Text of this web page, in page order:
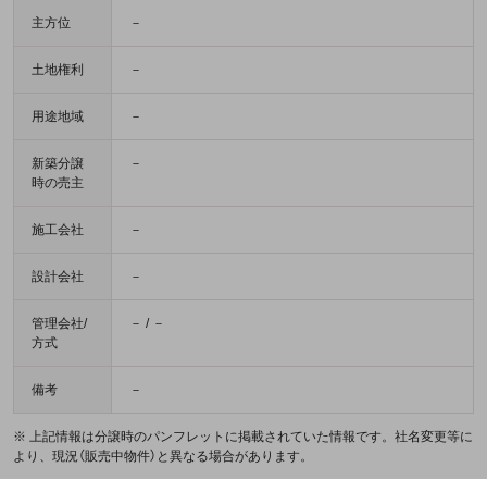
主方位 －
土地権利 －
用途地域 －
新築分譲
時の売主
－
施工会社 －
設計会社 －
管理会社/
方式
－ / －
備考 －
※ 上記情報は分譲時のパンフレットに掲載されていた情報です。社名変更等に
より、現況（販売中物件）と異なる場合があります。